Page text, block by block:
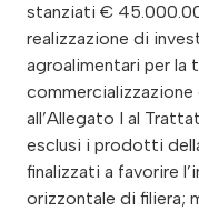
stanziati €
realizzazione di
agroalimentari per la
all’Allegato I al
esclusi i prodotti
finalizzati a favorire
orizzontale di filiera;